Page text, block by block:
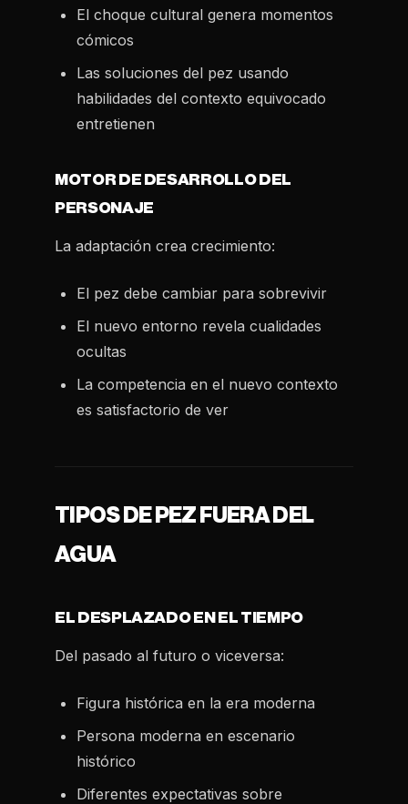
El choque cultural genera momentos
cómicos
Las soluciones del pez usando
habilidades del contexto equivocado
entretienen
MOTOR DE DESARROLLO DEL
PERSONAJE
La adaptación crea crecimiento:
El pez debe cambiar para sobrevivir
El nuevo entorno revela cualidades
ocultas
La competencia en el nuevo contexto
es satisfactorio de ver
TIPOS DE PEZ FUERA DEL
AGUA
EL DESPLAZADO EN EL TIEMPO
Del pasado al futuro o viceversa:
Figura histórica en la era moderna
Persona moderna en escenario
histórico
Diferentes expectativas sobre